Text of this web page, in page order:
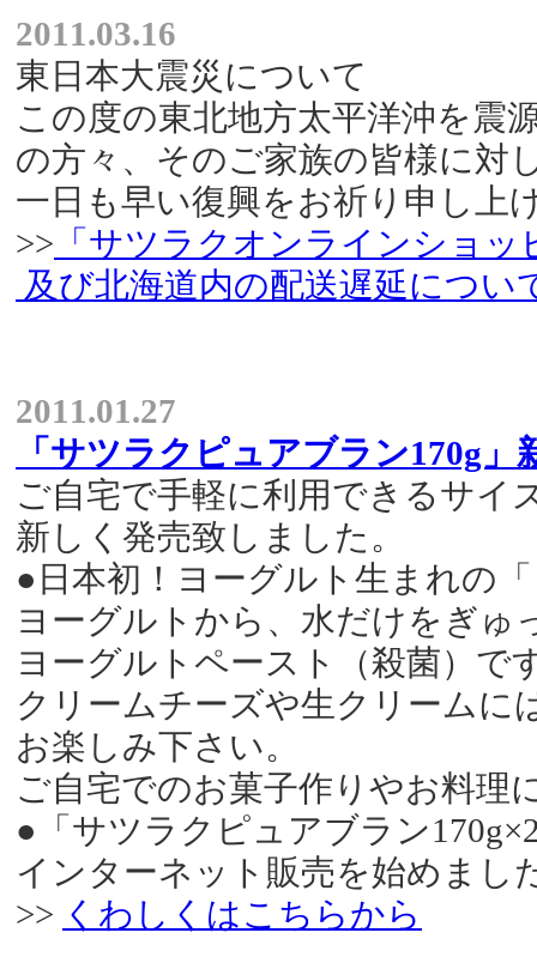
2011.03.16
東日本大震災について
この度の東北地方太平洋沖を震
の方々、そのご家族の皆様に対
一日も早い復興をお祈り申し上
>> 「サツラクオンラインショ
及び北海道内の配送遅延につい
2011.01.27
「サツラクピュアブラン170g
ご自宅で手軽に利用できるサイ
新しく発売致しました。
●日本初！ヨーグルト生まれの
ヨーグルトから、水だけをぎゅ
ヨーグルトペースト（殺菌）で
クリームチーズや生クリームに
お楽しみ下さい。
ご自宅でのお菓子作りやお料理
●「サツラクピュアブラン
インターネット販売を始めまし
>> くわしくはこちらから